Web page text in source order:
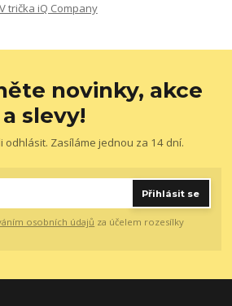
trička iQ Company
novinky, akce
a slevy!
odhlásit. Zasíláme jednou za 14 dní.
Přihlásit se
osobních údajů za účelem rozesílky